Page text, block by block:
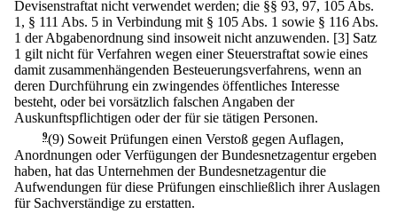
Devisenstraftat nicht verwendet werden; die §§ 93, 97, 105 Abs.
1, § 111 Abs. 5 in Verbindung mit § 105 Abs. 1 sowie § 116 Abs.
1 der Abgabenordnung sind insoweit nicht anzuwenden. [3] Satz
1 gilt nicht für Verfahren wegen einer Steuerstraftat sowie eines
damit zusammenhängenden Besteuerungsverfahrens, wenn an
deren Durchführung ein zwingendes öffentliches Interesse
besteht, oder bei vorsätzlich falschen Angaben der
Auskunftspflichtigen oder der für sie tätigen Personen.
9(9) Soweit Prüfungen einen Verstoß gegen Auflagen,
Anordnungen oder Verfügungen der Bundesnetzagentur ergeben
haben, hat das Unternehmen der Bundesnetzagentur die
Aufwendungen für diese Prüfungen einschließlich ihrer Auslagen
für Sachverständige zu erstatten.